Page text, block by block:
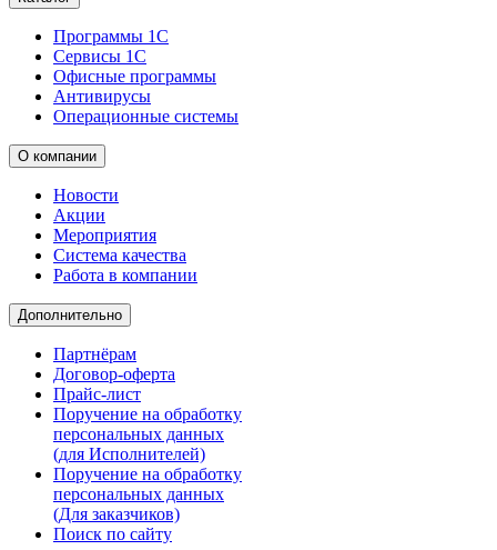
Программы 1С
Сервисы 1С
Офисные программы
Антивирусы
Операционные системы
О компании
Новости
Акции
Мероприятия
Система качества
Работа в компании
Дополнительно
Партнёрам
Договор-оферта
Прайс-лист
Поручение на обработку
персональных данных
(для Исполнителей)
Поручение на обработку
персональных данных
(Для заказчиков)
Поиск по сайту